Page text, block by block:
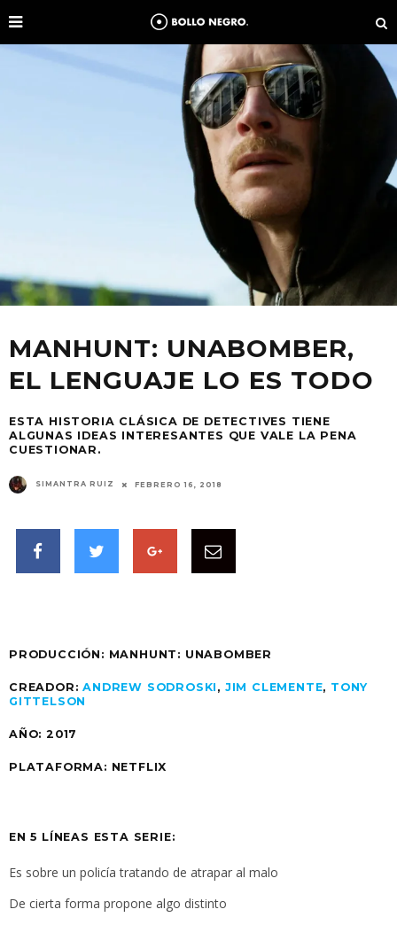
MANHUNT: UNABOMBER,
EL LENGUAJE LO ES TODO
ESTA HISTORIA CLÁSICA DE DETECTIVES TIENE
ALGUNAS IDEAS INTERESANTES QUE VALE LA PENA
CUESTIONAR.
SIMANTRA RUIZ FEBRERO 16, 2018
PRODUCCIÓN: MANHUNT: UNABOMBER
CREADOR:ANDREW SODROSKI , JIM CLEMENTE, TONY
GITTELSON
AÑO: 2017
PLATAFORMA: NETFLIX
EN 5 LÍNEAS ESTA SERIE:
Es sobre un policía tratando de atrapar al malo
De cierta forma propone algo distinto